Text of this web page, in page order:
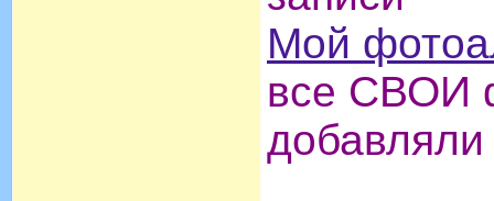
Мой
все СВОИ